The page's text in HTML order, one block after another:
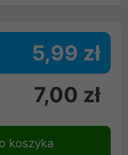
5,99 zł
7,00 zł
koszyka